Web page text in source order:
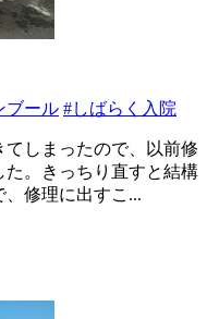
ブール #しばらく入院
しまったので、以前修
。きっちり直すと結構
修理に出すこ...